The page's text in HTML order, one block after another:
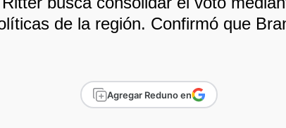
de la región. Confirmó que
Agregar Reduno en